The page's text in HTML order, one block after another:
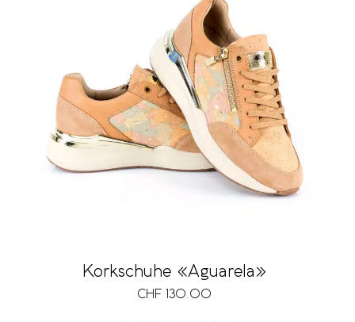
Korkschuhe «Aguarela»
CHF 130.00